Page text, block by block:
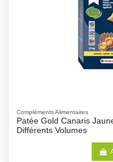
Compléments Alimentaires
Patée Gold Canaris
Différents Volumes